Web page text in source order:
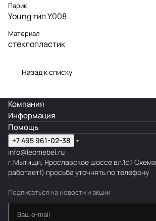
Парик
Young тип Y008
Материал
стеклопластик
Назад к списку
Компания
Информация
Помощь
+7 495 961-02-38
info@leomebel.ru
г.Мытищи, Ярославское шоссе вл.1с.1 Схема
работает!) просьба уточнять по телефону
Подписаться на новости и акции